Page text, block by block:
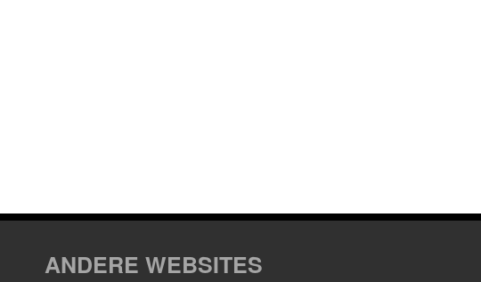
ANDERE WEBSITES